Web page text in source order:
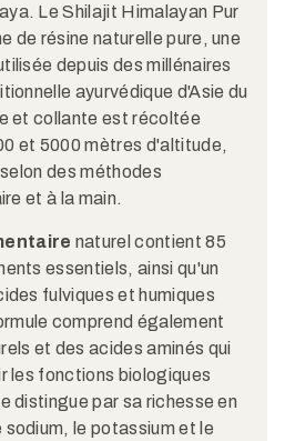
Le Shilajit Himalayan Pur
de résine naturelle pure, une
depuis des millénaires
ayurvédique d'Asie du
et collante est récoltée
et 5000 mètres d'altitude,
des méthodes
et à la main.​
naturel contient 85
essentiels, ainsi qu'un
fulviques et humiques
comprend également
et des acides aminés qui
les fonctions biologiques
distingue par sa richesse en
le potassium et le